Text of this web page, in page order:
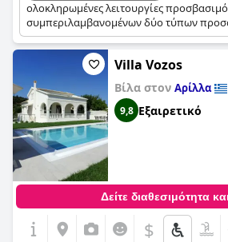
ολοκληρωμένες λειτουργίες
συμπεριλαμβανομένων δύο τύπων
δωματίων με επιλογές για ντους
μπανιέρες με περιστρεφόμενες
διαθεσιμότητα εξειδικευμένου
προς ενοικίαση. Η πισίνα του διαθέτει
πρόσβαση σε στυλ παραλίας που έχει
ανυψωτικό πισίνας για άνετη είσοδο.
Villa Vozos
Βίλα στον Αρίλλα
9,8 Εξαιρετικό
Δείτε διαθεσιμότητα
$